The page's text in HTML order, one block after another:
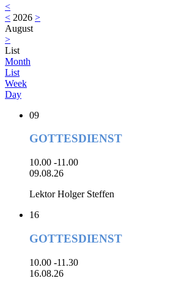
<
< 2026 >
August
>
List
Month
List
Week
Day
09
GOTTESDIENST
10.00 -11.00
09.08.26
Lektor Holger Steffen
16
GOTTESDIENST
10.00 -11.30
16.08.26